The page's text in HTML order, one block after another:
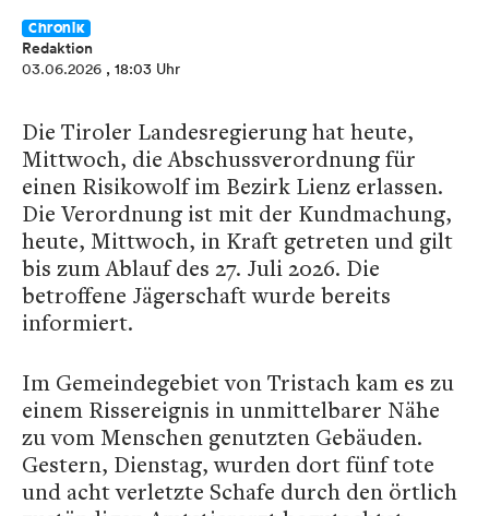
Chronik
Redaktion
03.06.2026 , 18:03 Uhr
Die Tiroler Landesregierung hat heute,
Mittwoch, die Abschussverordnung für
einen Risikowolf im Bezirk Lienz erlassen.
Die Verordnung ist mit der Kundmachung,
heute, Mittwoch, in Kraft getreten und gilt
bis zum Ablauf des 27. Juli 2026. Die
betroffene Jägerschaft wurde bereits
informiert.
Im Gemeindegebiet von Tristach kam es zu
einem Rissereignis in unmittelbarer Nähe
zu vom Menschen genutzten Gebäuden.
Gestern, Dienstag, wurden dort fünf tote
und acht verletzte Schafe durch den örtlich